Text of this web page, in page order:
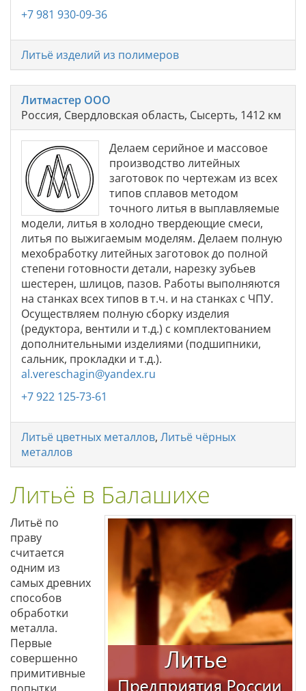
+7 981 930-09-36
Литьё изделий из полимеров
Литмастер ООО
Россия, Свердловская область, Сысерть, 1412 км
Делаем серийное и массовое
производство литейных
заготовок по чертежам из всех
типов сплавов методом
точного литья в выплавляемые
модели, литья в холодно твердеющие смеси,
литья по выжигаемым моделям. Делаем полную
мехобработку литейных заготовок до полной
степени готовности детали, нарезку зубьев
шестерен, шлицов, пазов. Работы выполняются
на станках всех типов в т.ч. и на станках с ЧПУ.
Осуществляем полную сборку изделия
(редуктора, вентили и т.д.) с комплектованием
дополнительными изделиями (подшипники,
сальник, прокладки и т.д.).
al.vereschagin@yandex.ru
+7 922 125-73-61
Литьё цветных металлов, Литьё чёрных
металлов
Литьё в Балашихе
Литьё по
праву
считается
одним из
самых древних
способов
обработки
металла.
Первые
совершенно
примитивные
попытки